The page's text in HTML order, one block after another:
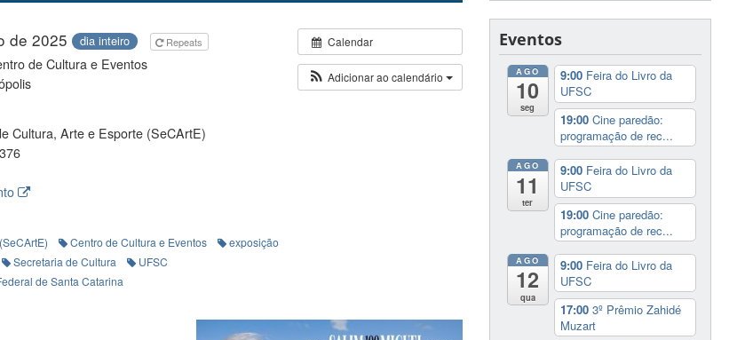
Calendar
Adicionar ao calendário
de 2025 dia inteiro Repeats
de Cultura e Eventos
Cultura, Arte e Esporte (SeCArtE)
Centro de Cultura e Eventos
exposição
Secretaria de Cultura
UFSC
de Santa Catarina
Eventos
AGO
10
seg
9:00 Feira do Livro da
UFSC
19:00 Cine paredão:
programação de rec...
AGO
11
ter
9:00 Feira do Livro da
UFSC
19:00 Cine paredão:
programação de rec...
AGO
12
qua
9:00 Feira do Livro da
UFSC
17:00 3º Prêmio Zahidé
Muzart